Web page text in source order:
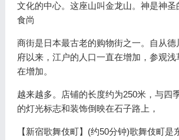
文化的中心。这座山叫金龙山。神是神圣
食尚
商街是日本最古老的购物街之一。自从德
府以来，江户的人口一直在增加，参观
在增加。
越来越多。店铺的长度约为250米，与四
的灯光标志和装饰倒映在石子路上，
【新宿歌舞伎町】(约50分钟)歌舞伎町是